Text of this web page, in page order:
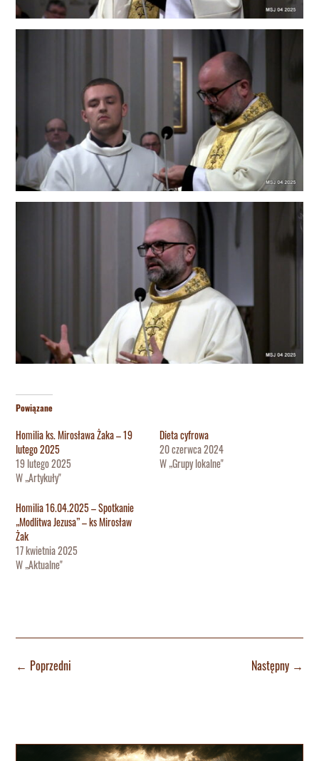
Powiązane
Homilia ks. Mirosława Żaka – 19
lutego 2025
19 lutego 2025
W „Artykuły"
Dieta cyfrowa
20 czerwca 2024
W „Grupy lokalne"
Homilia 16.04.2025 – Spotkanie
„Modlitwa Jezusa” – ks Mirosław
Żak
17 kwietnia 2025
W „Aktualne"
← Poprzedni Następny→